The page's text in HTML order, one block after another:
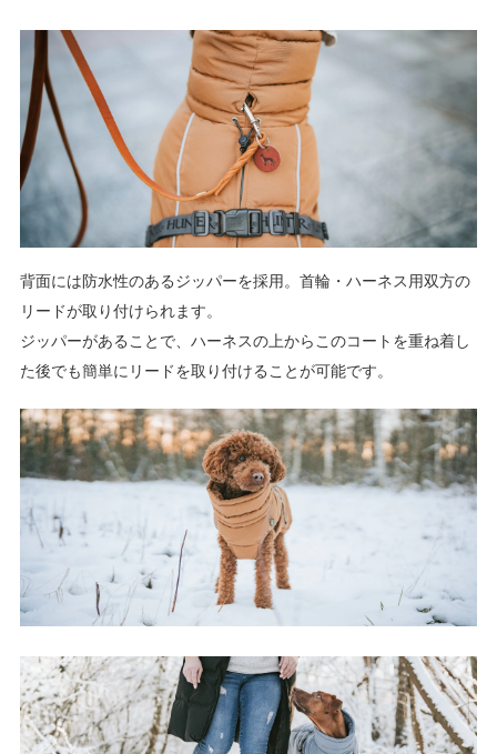
背面には防水性のあるジッパーを採用。首輪・ハーネス用双方の
リードが取り付けられます。
ジッパーがあることで、ハーネスの上からこのコートを重ね着し
た後でも簡単にリードを取り付けることが可能です。